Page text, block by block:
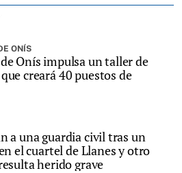
ONÍS
Onís impulsa un taller de
creará 40 puestos de
a una guardia civil tras un
el cuartel de Llanes y otro
herido grave